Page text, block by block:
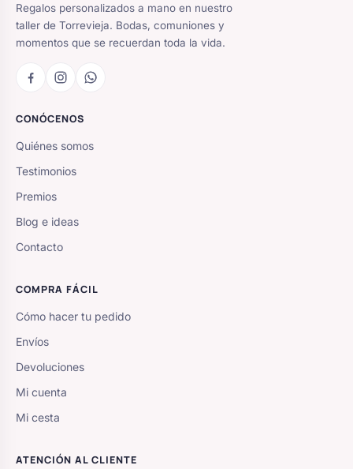
Regalos personalizados a mano en nuestro
taller de Torrevieja. Bodas, comuniones y
momentos que se recuerdan toda la vida.
CONÓCENOS
Quiénes somos
Testimonios
Premios
Blog e ideas
Contacto
COMPRA FÁCIL
Cómo hacer tu pedido
Envíos
Devoluciones
Mi cuenta
Mi cesta
ATENCIÓN AL CLIENTE